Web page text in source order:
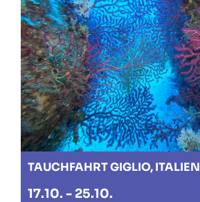
TAUCHFAHRT GIGLIO, ITALIEN
17.10. - 25.10.